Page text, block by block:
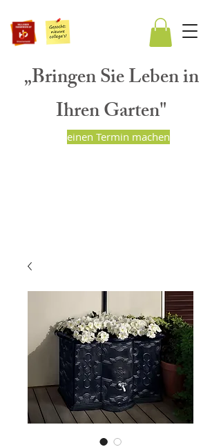
„Bringen Sie Leben in
Ihren Garten"
einen Termin machen